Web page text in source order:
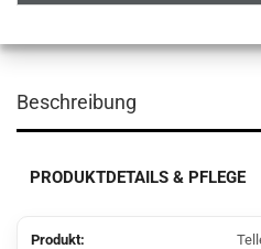
Beschreibung
PRODUKTDETAILS & PFLEGE
Produkt: